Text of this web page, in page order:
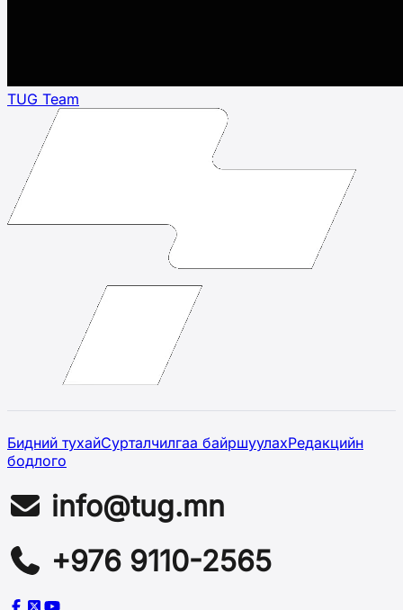
TUG Team
Бидний тухайСурталчилгаа байршуулахРедакцийн
бодлого
info@tug.mn
+976 9110-2565